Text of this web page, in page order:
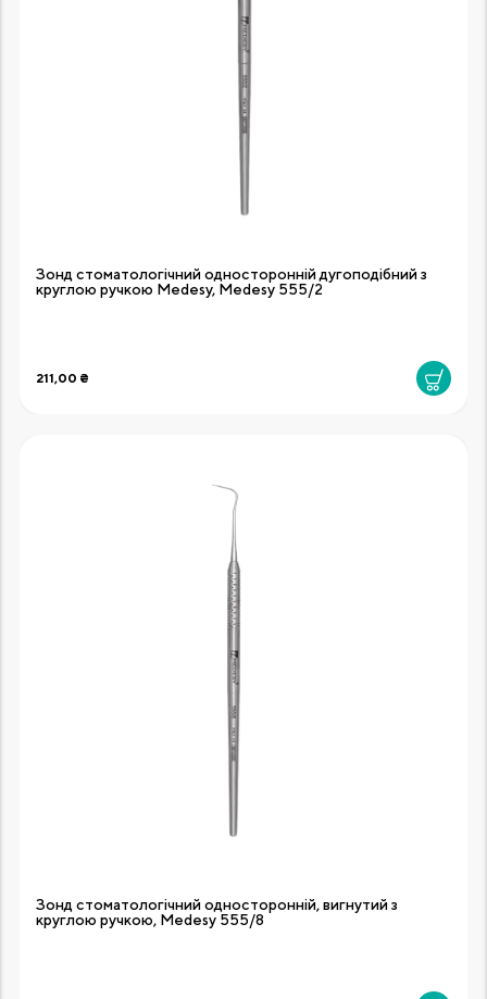
Зонд стоматологічний односторонній дугоподібний з
круглою ручкою Medesy, Medesy 555/2
211,00 ₴
Зонд стоматологічний односторонній, вигнутий з
круглою ручкою, Medesy 555/8